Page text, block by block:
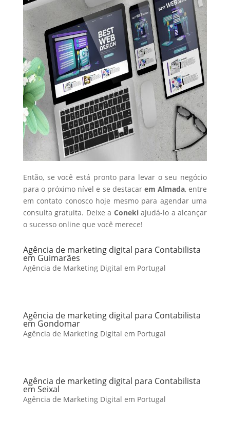
Então, se você está pronto para levar o seu negócio
para o próximo nível e se destacar em Almada, entre
em contato conosco hoje mesmo para agendar uma
consulta gratuita. Deixe a Conekiajudá-lo a alcançar
o sucesso online que você merece!
Agência de marketing digital para Contabilista
em Guimarães
Agência de Marketing Digital em Portugal
Agência de marketing digital para Contabilista
em Gondomar
Agência de Marketing Digital em Portugal
Agência de marketing digital para Contabilista
em Seixal
Agência de Marketing Digital em Portugal